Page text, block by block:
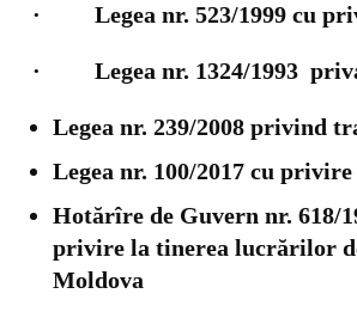
· Legea nr. 523/1999 cu
· Legea nr. 1324/1993
Legea nr. 239/2008 privind
Legea nr. 100/2017 cu
Hotărîre de Guvern nr. 618/
privire la tinerea lucrărilor
Moldova